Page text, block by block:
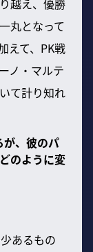
丸となって
えて、PK戦
ノ・マルテ
て計り知れ
が、彼のパ
のように変
あるもの